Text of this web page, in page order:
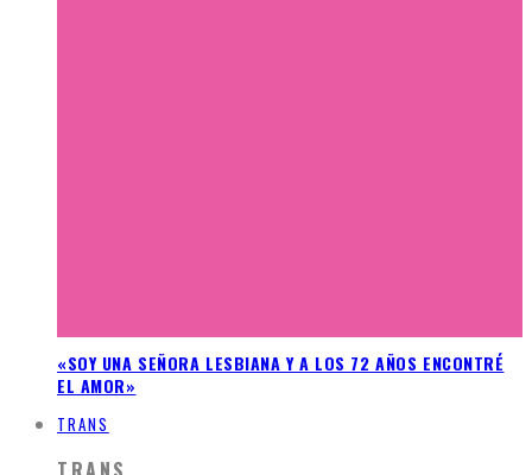
«SOY UNA SEÑORA LESBIANA Y A LOS 72 AÑOS ENCONTRÉ
EL AMOR»
TRANS